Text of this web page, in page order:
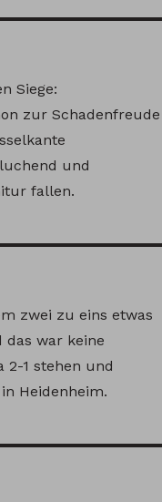
Siege:
zur Schadenfreude
und
fallen.
zwei zu eins etwas
war keine
2-1 stehen und
Heidenheim.